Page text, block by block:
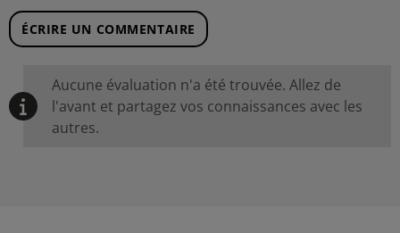
ÉCRIRE UN COMMENTAIRE
Aucune évaluation n'a été trouvée. Allez de
l'avant et partagez vos connaissances avec les
autres.